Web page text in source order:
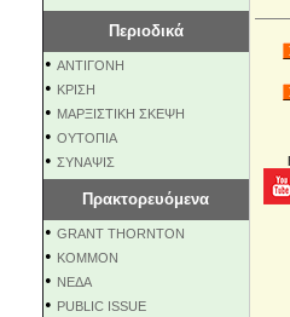
Περιοδικά
• ΑΝΤΙΓΟΝΗ
• ΚΡΙΣΗ
• ΜΑΡΞΙΣΤΙΚΗ ΣΚΕΨΗ
• ΟΥΤΟΠΙΑ
• ΣΥΝΑΨΙΣ
Πρακτορευόμενα
• GRANT THORNTON
• KOMMON
• NEΔΑ
• PUBLIC ISSUE